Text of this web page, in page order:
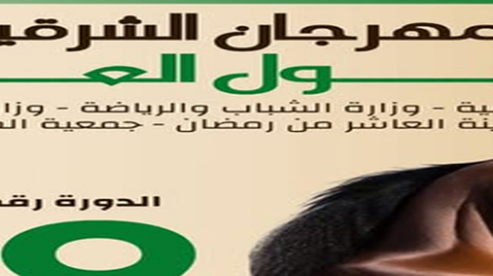
اتصل بنا
تواصل معنا
مدينة العاشر من رمضان
01221020029
055-4494429